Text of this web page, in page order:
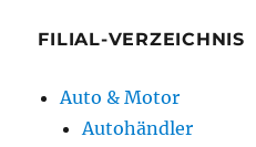
FILIAL-VERZEICHNIS
Auto & Motor
Autohändler